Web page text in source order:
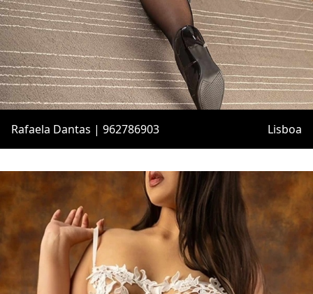
Rafaela Dantas | 962786903 Lisboa